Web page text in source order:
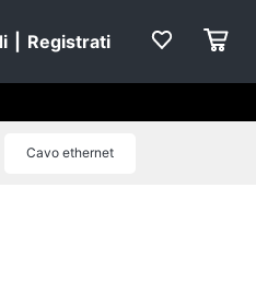
Registrati
Cavo ethernet